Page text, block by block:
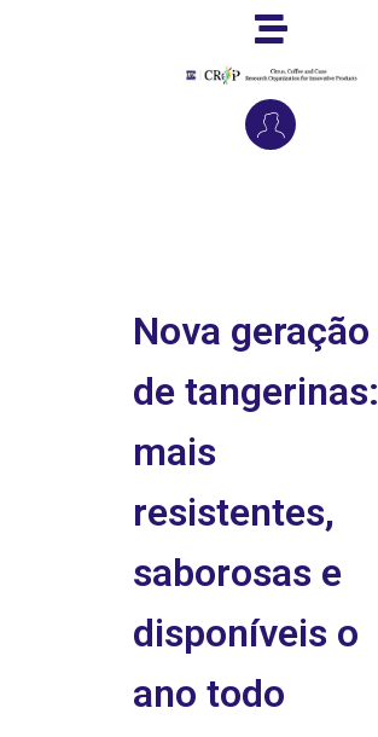
Nova geração
de tangerinas:
mais
resistentes,
saborosas e
disponíveis o
ano todo